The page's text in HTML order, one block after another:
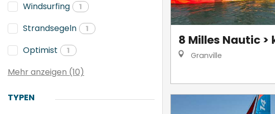
Windsurfing 1
Strandsegeln 1
Optimist 1
Mehr anzeigen (10)
TYPEN
8 Milles Nautic >
Granville